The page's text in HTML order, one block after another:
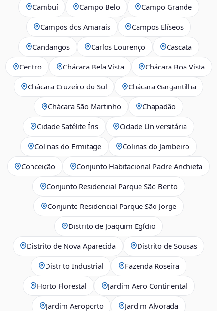
Cambuí Campo Belo Campo Grande
Campos dos Amarais Campos Elíseos
Candangos Carlos Lourenço Cascata
Centro Chácara Bela Vista Chácara Boa Vista
Chácara Cruzeiro do Sul Chácara Gargantilha
Chácara São Martinho Chapadão
Cidade Satélite Íris Cidade Universitária
Colinas do Ermitage Colinas do Jambeiro
Conceição Conjunto Habitacional Padre Anchieta
Conjunto Residencial Parque São Bento
Conjunto Residencial Parque São Jorge
Distrito de Joaquim Egídio
Distrito de Nova Aparecida Distrito de Sousas
Distrito Industrial Fazenda Roseira
Horto Florestal Jardim Aero Continental
Jardim Aeroporto Jardim Alvorada